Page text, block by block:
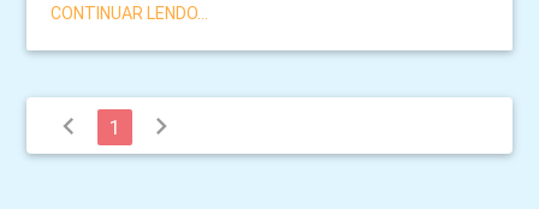
CONTINUAR LENDO...
chevron_left 1 chevron_right